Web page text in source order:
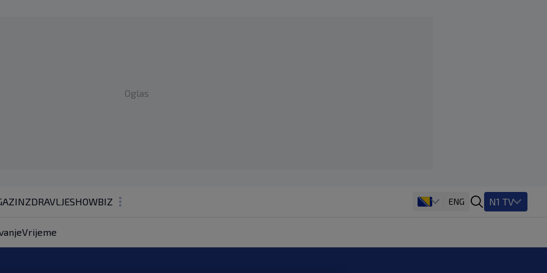
Oglas
ZDRAVLJESHOWBIZ
ENG N1 TV
Vrijeme